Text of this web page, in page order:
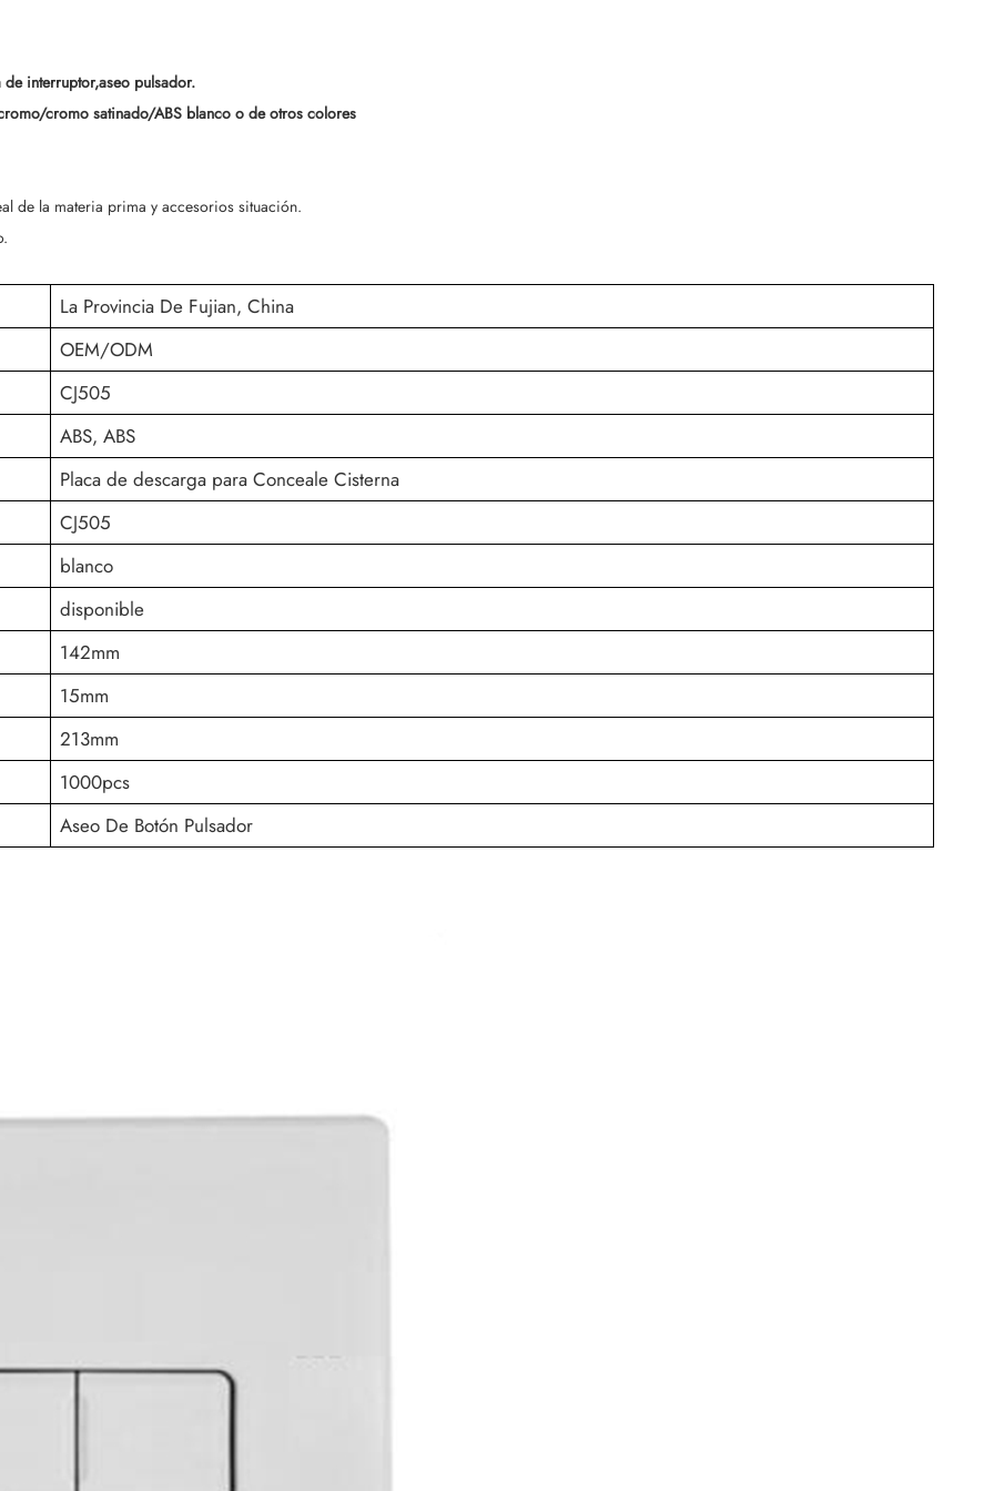
interruptor,aseo pulsador.
cromo satinado/ABS blanco o de otros colores
de la materia prima y accesorios situación.
La Provincia De Fujian, China
OEM/ODM
CJ505
ABS, ABS
Placa de descarga para Conceale Cisterna
CJ505
blanco
disponible
142mm
15mm
213mm
1000pcs
Aseo De Botón Pulsador